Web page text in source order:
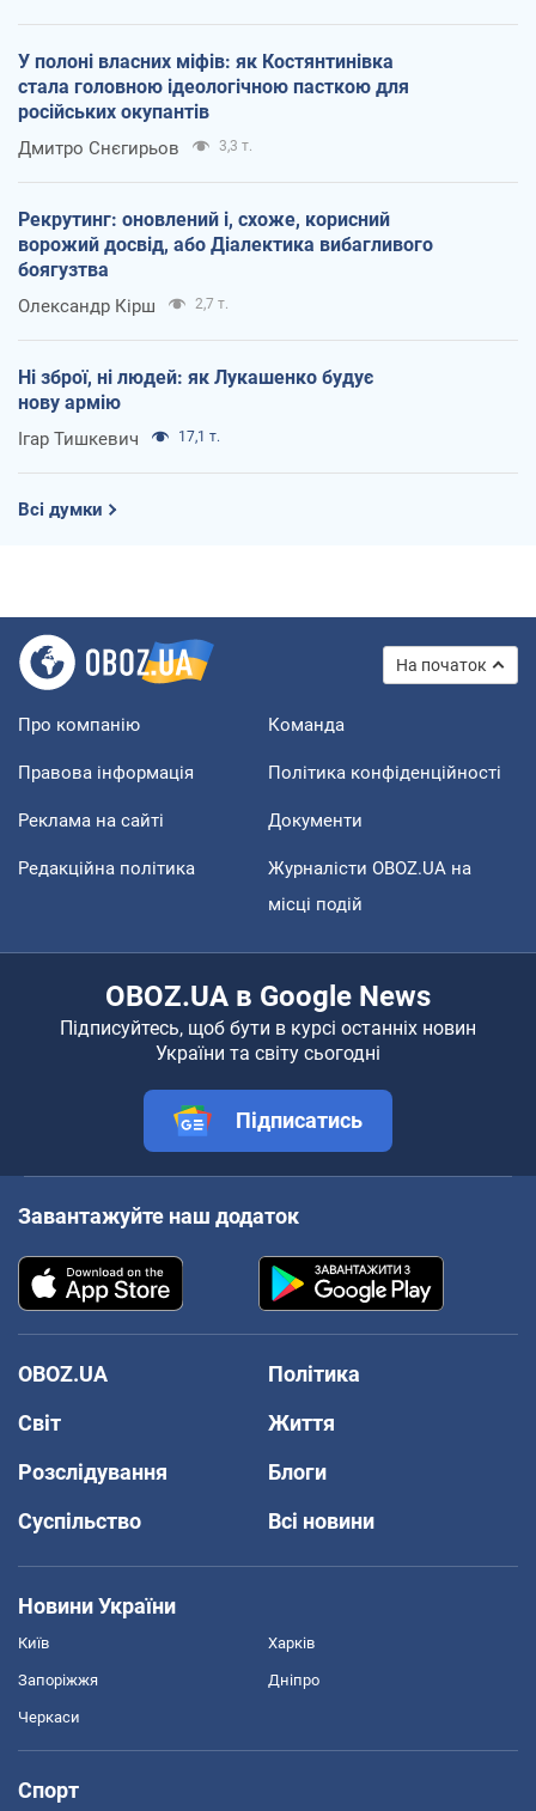
У полоні власних міфів: як Костянтинівка
стала головною ідеологічною пасткою для
російських окупантів
Дмитро Снєгирьов 3,3 т.
Рекрутинг: оновлений і, схоже, корисний
ворожий досвід, або Діалектика вибагливого
боягузтва
Олександр Кірш 2,7 т.
Ні зброї, ні людей: як Лукашенко будує
нову армію
Ігар Тишкевич 17,1 т.
Всі думки
На початок
Про компанію Команда
Правова інформація Політика конфіденційності
Реклама на сайті Документи
Редакційна політика
Журналісти OBOZ.UA на
місці подій
OBOZ.UA в Google News
Підписуйтесь, щоб бути в курсі останніх новин
України та світу сьогодні
Підписатись
Завантажуйте наш додаток
OBOZ.UA
Політика
Світ
Життя
Розслідування
Блоги
Суспільство
Всі новини
Новини України
Київ Харків
Запоріжжя Дніпро
Черкаси
Спорт